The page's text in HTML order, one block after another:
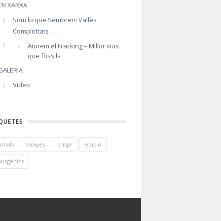
XARXA
Som lo que Sembrem Vallès
Complicitats
Aturem el Fracking – Millor vius
que fòssils
Vídeo
banyes crispr edició